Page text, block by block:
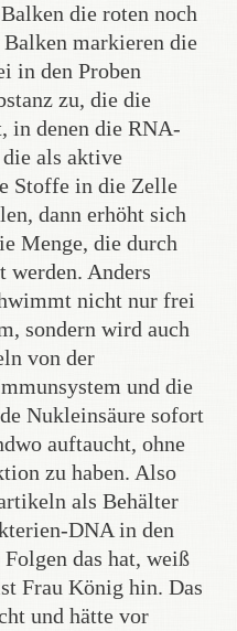
die roten noch
markieren die
in den Proben
zu, die die
in denen die RNA-
als aktive
Stoffe in die Zelle
dann erhöht sich
Menge, die durch
werden. Anders
nicht nur frei
sondern wird auch
von der
und die
Nukleinsäure sofort
auftaucht, ohne
zu haben. Also
als Behälter
DNA in den
das hat, weiß
Frau König hin. Das
und hätte vor